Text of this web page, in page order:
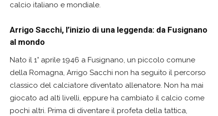
calcio italiano e mondiale.
Arrigo Sacchi, l’inizio di una leggenda: da Fusignano
al mondo
Nato il 1° aprile 1946 a Fusignano, un piccolo comune
della Romagna, Arrigo Sacchi non ha seguito il percorso
classico del calciatore diventato allenatore. Non ha mai
giocato ad alti livelli, eppure ha cambiato il calcio come
pochi altri. Prima di diventare il profeta della tattica,